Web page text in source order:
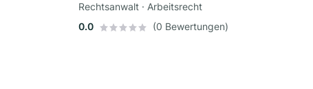
Rechtsanwalt · Arbeitsrecht
0.0
(0 Bewertungen)